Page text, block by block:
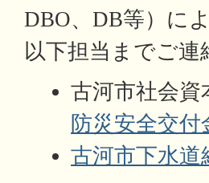
DBO、DB等）に
以下担当までご連
古河市社会資
防災安全交付
古河市下水道